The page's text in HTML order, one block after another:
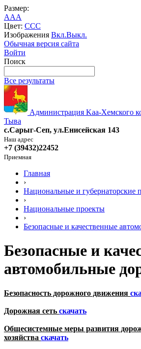
Размер:
AAA
Цвет: CCC
Изображения Вкл.Выкл.
Обычная версия сайта
Войти
Поиск
Все результаты
Администрация Kaa-Хемского
Тыва
с.Сарыг-Сеп, ул.Енисейская 143
Наш адрес
+7 (39432)22452
Приемная
Главная
›
Национальные и губернаторские
›
Национальные проекты
›
Безопасные и качественные
Безопасные и
автомобильные
Безопасность дорожного движения
Дорожная сеть скачать
Общесистемные меры развития
хозяйства скачать